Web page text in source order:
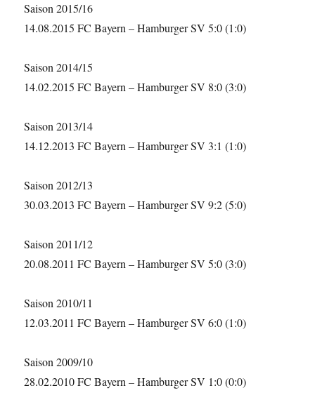
Saison 2015/16
14.08.2015 FC Bayern – Hamburger SV 5:0 (1:0)
Saison 2014/15
14.02.2015 FC Bayern – Hamburger SV 8:0 (3:0)
Saison 2013/14
14.12.2013 FC Bayern – Hamburger SV 3:1 (1:0)
Saison 2012/13
30.03.2013 FC Bayern – Hamburger SV 9:2 (5:0)
Saison 2011/12
20.08.2011 FC Bayern – Hamburger SV 5:0 (3:0)
Saison 2010/11
12.03.2011 FC Bayern – Hamburger SV 6:0 (1:0)
Saison 2009/10
28.02.2010 FC Bayern – Hamburger SV 1:0 (0:0)